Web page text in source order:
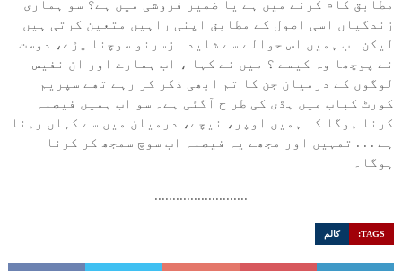
مطابق کام کرنے میں ہے یا ضمیر فروشی میں ہے؟ سو ہماری
زندگیاں اسی اصول کے مطابق اپنی راہیں متعین کرتی ہیں
لیکن اب ہمیں اس حوالے سے شاید ازسرنو سوچنا پڑے، دوست
نے پوچھا وہ کیسے ؟ میں نے کہا ، اب ہمارے اور ان نفیس
لوگوں کے درمیان جن کا تم ابھی ذکر کر رہے تھے سپریم
کورٹ کباب میں ہڈی کی طر ح آگئی ہے۔ سو اب ہمیں فیصلہ
کرنا ہوگا کہ ہمیں اوپر، نیچے، درمیان میں سے کہاں رہنا
ہے . . . تمہیں اور مجھے یہ فیصلہ اب سوچ سمجھ کر کرنا
ہوگا۔
..........................
TAGS: کالم